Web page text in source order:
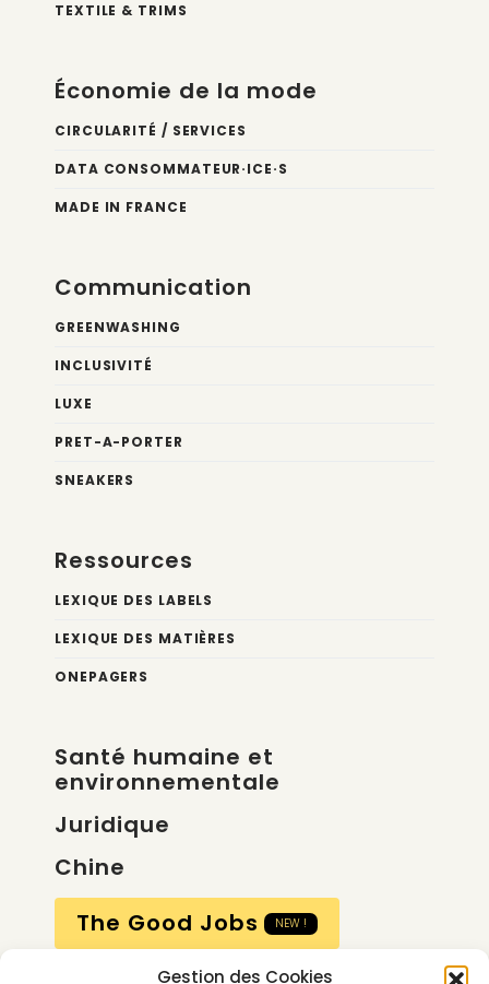
Gestion des Cookies
TEXTILE & TRIMS
Économie de la mode
CIRCULARITÉ / SERVICES
DATA CONSOMMATEUR·ICE·S
MADE IN FRANCE
Communication
GREENWASHING
INCLUSIVITÉ
LUXE
PRET-A-PORTER
SNEAKERS
Ressources
LEXIQUE DES LABELS
LEXIQUE DES MATIÈRES
ONEPAGERS
Santé humaine et
environnementale
Juridique
Chine
The Good Jobs
NEW !